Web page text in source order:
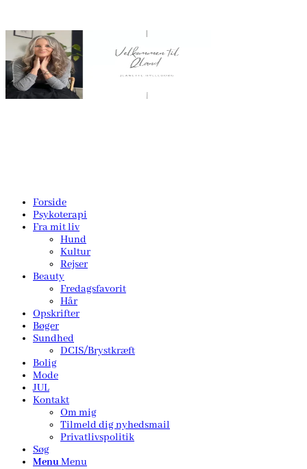
Forside
Psykoterapi
Fra mit liv
Hund
Kultur
Rejser
Beauty
Fredagsfavorit
Hår
Opskrifter
Bøger
Sundhed
DCIS/Brystkræft
Bolig
Mode
JUL
Kontakt
Om mig
Tilmeld dig nyhedsmail
Privatlivspolitik
Søg
MenuMenu